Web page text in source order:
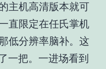
主机高清版本就可
直限定在任氏掌机
低分辨率脑补。这
一把。一进场看到